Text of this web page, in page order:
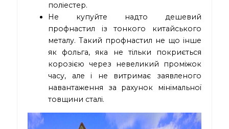
поліестер.
Не купуйте надто дешевий
профнастил із тонкого китайського
металу. Такий профнастил не що інше
як фольга, яка не тільки покриється
корозією через невеликий проміжок
часу, але і не витримає заявленого
навантаження за рахунок мінімальної
товщини сталі.